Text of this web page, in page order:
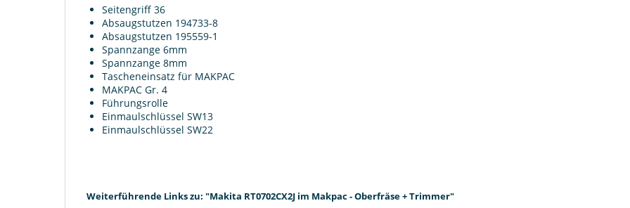
Seitengriff 36
Absaugstutzen 194733-8
Absaugstutzen 195559-1
Spannzange 6mm
Spannzange 8mm
Tascheneinsatz für MAKPAC
MAKPAC Gr. 4
Führungsrolle
Einmaulschlüssel SW13
Einmaulschlüssel SW22
Weiterführende Links zu: "Makita RT0702CX2J im Makpac - Oberfräse + Trimmer"